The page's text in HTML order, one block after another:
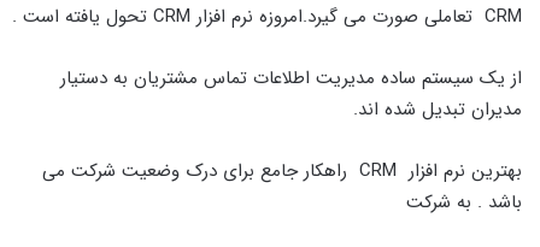
CRM تعاملی صورت می گیرد.امروزه نرم افزار CRM تحول یافته است .
از یک سیستم ساده مدیریت اطلاعات تماس مشتریان به دستیار
مدیران تبدیل شده اند.
بهترین نرم افزار CRM راهکار جامع برای درک وضعیت شرکت می
باشد . به شرکت